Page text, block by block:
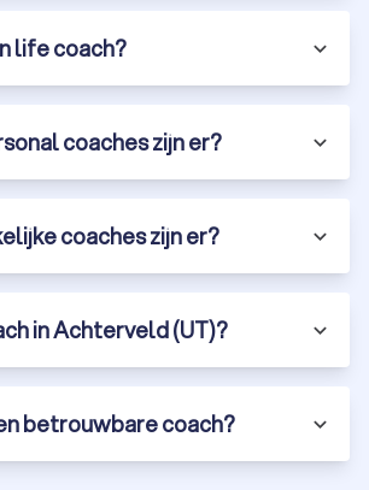
life coach?
coaches zijn er?
coaches zijn er?
in Achterveld (UT)?
betrouwbare coach?